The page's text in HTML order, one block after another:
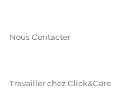
Nous Contacter
Travailler chez Click&Care